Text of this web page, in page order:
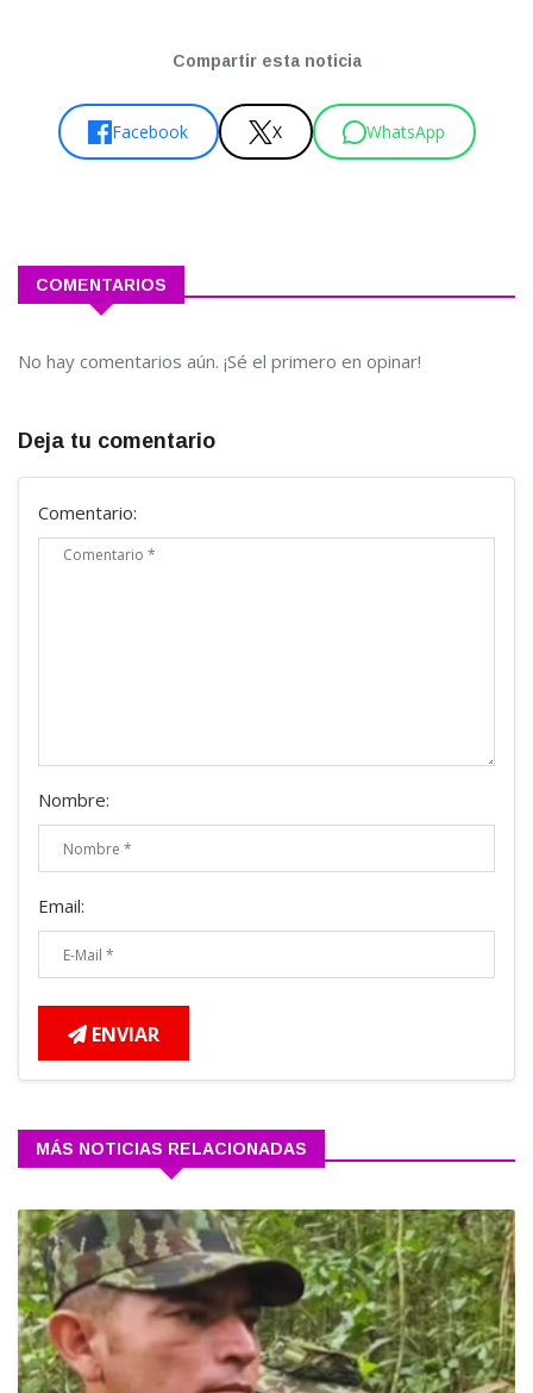
Compartir esta noticia
Facebook X WhatsApp
COMENTARIOS
No hay comentarios aún. ¡Sé el primero en opinar!
Deja tu comentario
Comentario:
Nombre:
Email:
ENVIAR
MÁS NOTICIAS RELACIONADAS